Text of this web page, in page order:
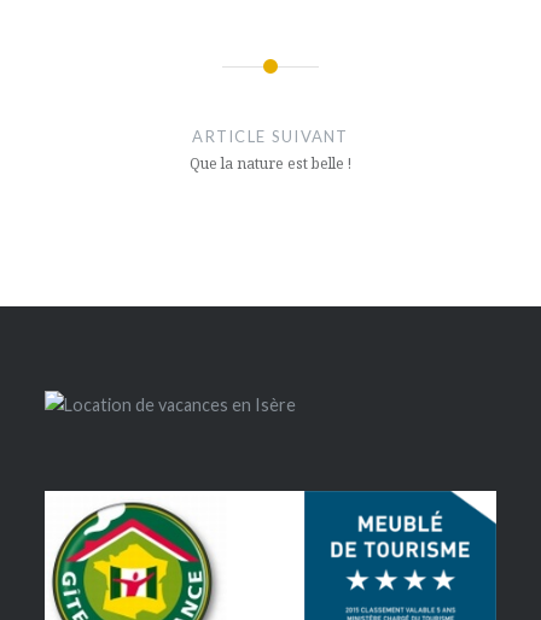
ARTICLE SUIVANT
Que la nature est belle !